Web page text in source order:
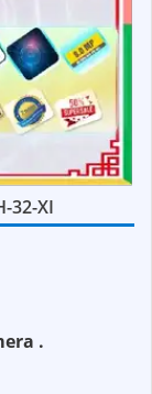
32-XI
.